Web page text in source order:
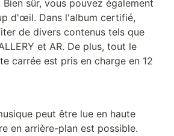
sûr, vous pouvez également
d'œil. Dans l'album certifié,
de divers contenus tels que
et AR. De plus, tout le
carrée est pris en charge en 12
peut être lue en haute
en arrière-plan est possible.